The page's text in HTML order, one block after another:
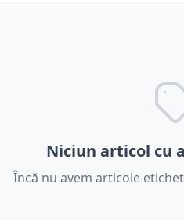
Niciun articol cu
Încă nu avem articole